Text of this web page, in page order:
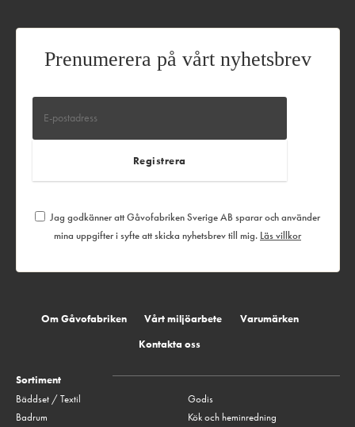
Prenumerera på vårt nyhetsbrev
Jag godkänner att Gåvofabriken Sverige AB sparar och använder
mina uppgifter i syfte att skicka nyhetsbrev till mig. Läs villkor
Om Gåvofabriken Vårt miljöarbete
Varumärken
Kontakta oss
Sortiment
Bäddset / Textil
Badrum
Godis
Kök och heminredning